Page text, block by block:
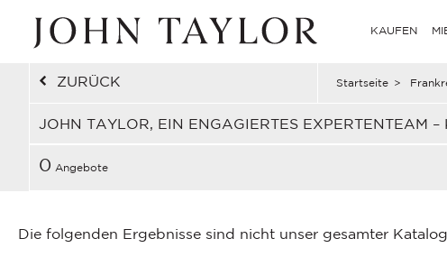
KAUFEN
ZURÜCK Startseite >
JOHN TAYLOR, EIN ENGAGIERTES EXPERTENTEAM –
0 Angebote
Die folgenden Ergebnisse sind nicht unser gesamter Katalog.